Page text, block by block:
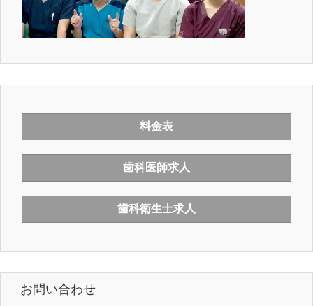
料金表
歯科医師求人
歯科衛生士求人
お問い合わせ